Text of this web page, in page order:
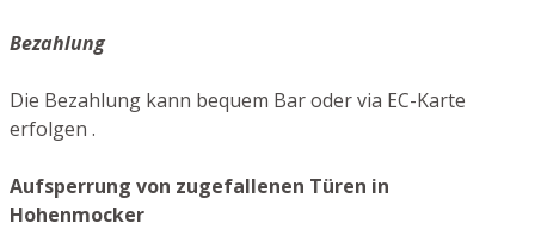
Bezahlung
Die Bezahlung kann bequem Bar oder via EC-Karte
erfolgen .
Aufsperrung von zugefallenen Türen in
Hohenmocker